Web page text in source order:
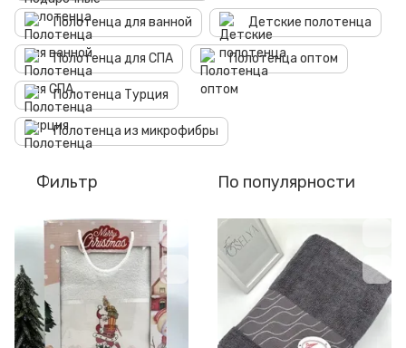
Полотенца для ванной Детские полотенца
Полотенца для СПА Полотенца оптом
Полотенца Турция
Полотенца из микрофибры
Фильтр По популярности